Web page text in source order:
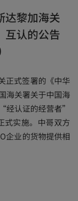
黎加海关
互认的公告
正式签署的《中华
海关署关于中国海
经认证的经营者”
式实施。中哥双方
企业的货物提供相